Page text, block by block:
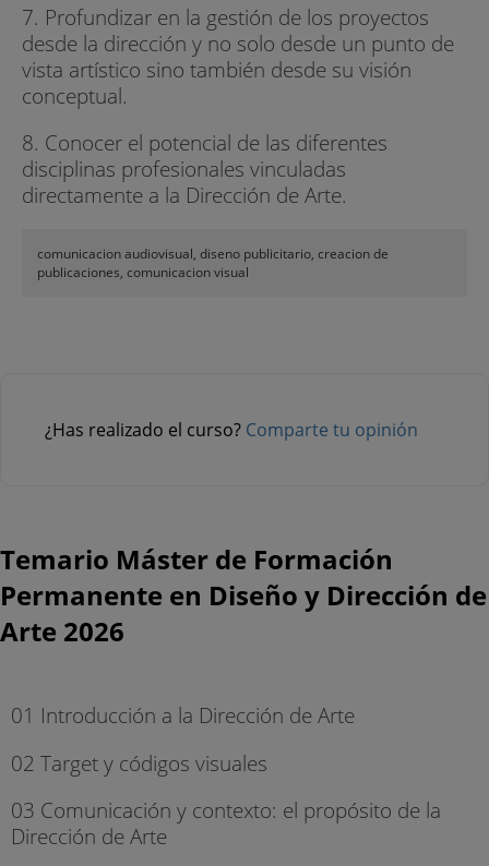
·Vinculada a la sostenibilidad, economía y salud.
PROGRAMA
·Foco estratégico
·Profundización en Design Thinking
·Código visuales
·Director de arte multicanal
7. Profundizar en la gestión de los proyectos
desde la dirección y no solo desde un punto de
vista artístico sino también desde su visión
conceptual.
8. Conocer el potencial de las diferentes
disciplinas profesionales vinculadas
directamente a la Dirección de Arte.
comunicacion audiovisual, diseno publicitario, creacion de
publicaciones, comunicacion visual
¿Has realizado el curso? Comparte tu opinión
Temario Máster de Formación
Permanente en Diseño y Dirección de
Arte 2026
01 Introducción a la Dirección de Arte
02 Target y códigos visuales
03 Comunicación y contexto: el propósito de la
Dirección de Arte